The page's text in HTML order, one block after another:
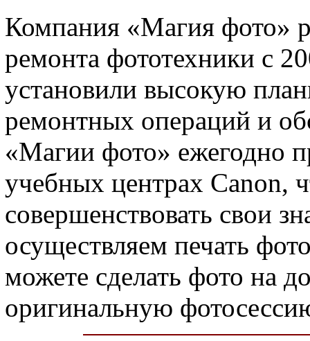
Компания «Магия фото»
ремонта фототехники с
установили высокую
ремонтных операций и
«Магии фото» ежегодно
учебных центрах Canon,
совершенствовать свои
осуществляем печать
можете сделать фото на
оригинальную